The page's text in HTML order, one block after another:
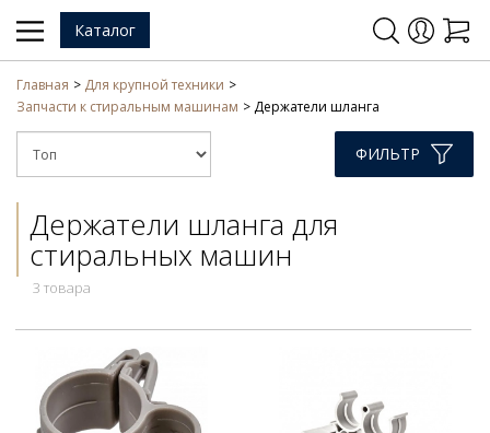
Каталог
Главная
Для крупной техники
Запчасти к стиральным машинам
Держатели шланга
ФИЛЬТР
Держатели шланга для
стиральных машин
3 товара